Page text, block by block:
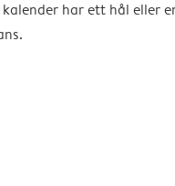
har ett hål eller